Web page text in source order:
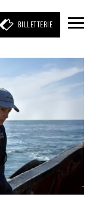
BILLETTERIE